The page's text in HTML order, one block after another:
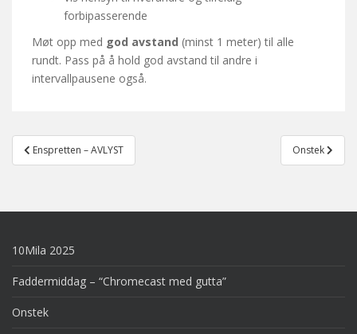
forbipasserende
Møt opp med god avstand (minst 1 meter) til alle
rundt. Pass på å hold god avstand til andre i
intervallpausene også.
Post
navigation
Enspretten – AVLYST Onstek
10Mila 2025
Faddermiddag – “Chromecast med gutta”
Onstek